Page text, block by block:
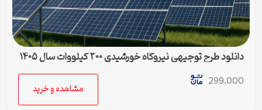
دانلود طرح توجیهی نیروگاه خورشیدی ۲۰۰ کیلووات سال ۱۴۰۵
299,000
مشاهده و خرید